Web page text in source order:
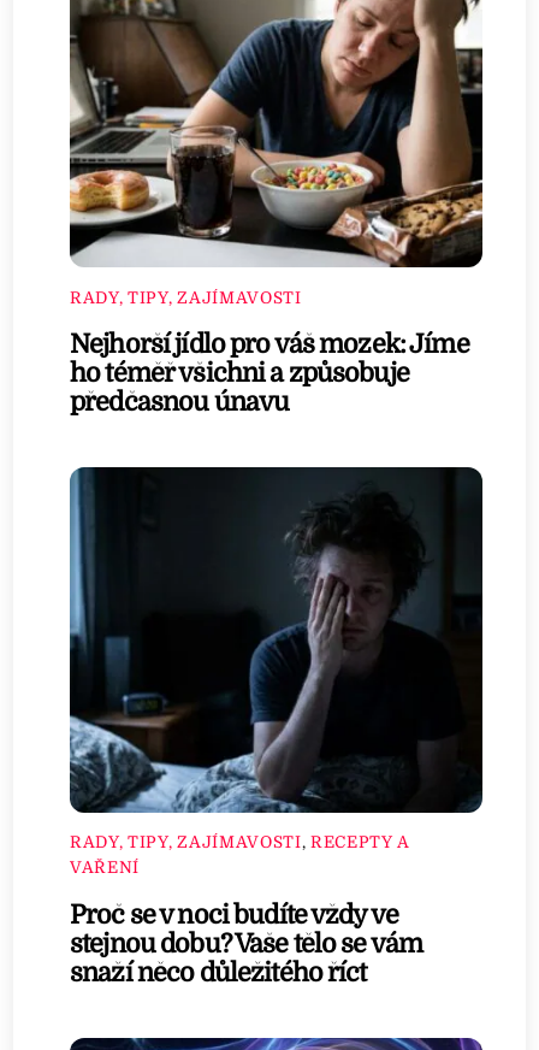
RADY, TIPY, ZAJÍMAVOSTI
Nejhorší jídlo pro váš mozek: Jíme
ho téměř všichni a způsobuje
předčasnou únavu
RADY, TIPY, ZAJÍMAVOSTI, RECEPTY A
VAŘENÍ
Proč se v noci budíte vždy ve
stejnou dobu? Vaše tělo se vám
snaží něco důležitého říct